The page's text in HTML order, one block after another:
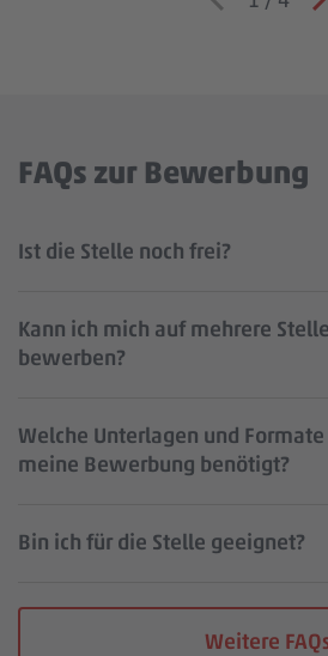
FAQs zur Bewerbung
Ist die Stelle noch frei?
Kann ich mich auf mehrere
bewerben?
Welche Unterlagen und
meine Bewerbung benötigt?
Bin ich für die Stelle geeignet?
Weitere